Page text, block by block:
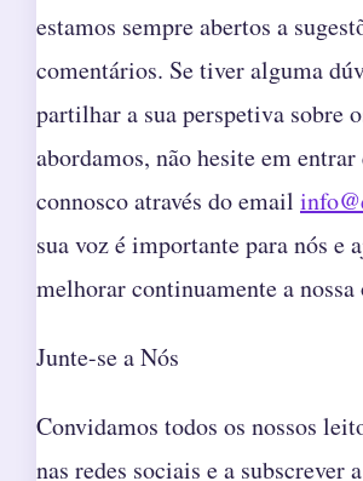
estamos sempre abertos a
comentários. Se tiver alguma
partilhar a sua perspetiva sobre
abordamos, não hesite em
connosco através do email
sua voz é importante para nós e
melhorar continuamente a nossa
Junte-se a Nós
Convidamos todos os nossos
nas redes sociais e a subscrever